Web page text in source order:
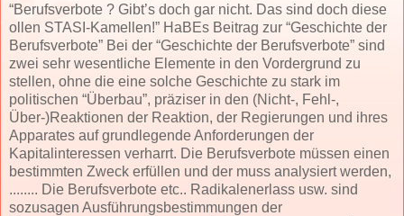
“Berufsverbote ? Gibt’s doch gar nicht. Das sind doch diese
ollen STASI-Kamellen!” HaBEs Beitrag zur “Geschichte der
Berufsverbote” Bei der “Geschichte der Berufsverbote” sind
zwei sehr wesentliche Elemente in den Vordergrund zu
stellen, ohne die eine solche Geschichte zu stark im
politischen “Überbau”, präziser in den (Nicht-, Fehl-,
Über-)Reaktionen der Reaktion, der Regierungen und ihres
Apparates auf grundlegende Anforderungen der
Kapitalinteressen verharrt. Die Berufsverbote müssen einen
bestimmten Zweck erfüllen und der muss analysiert werden,
........ Die Berufsverbote etc.. Radikalenerlass usw. sind
sozusagen Ausführungsbestimmungen der